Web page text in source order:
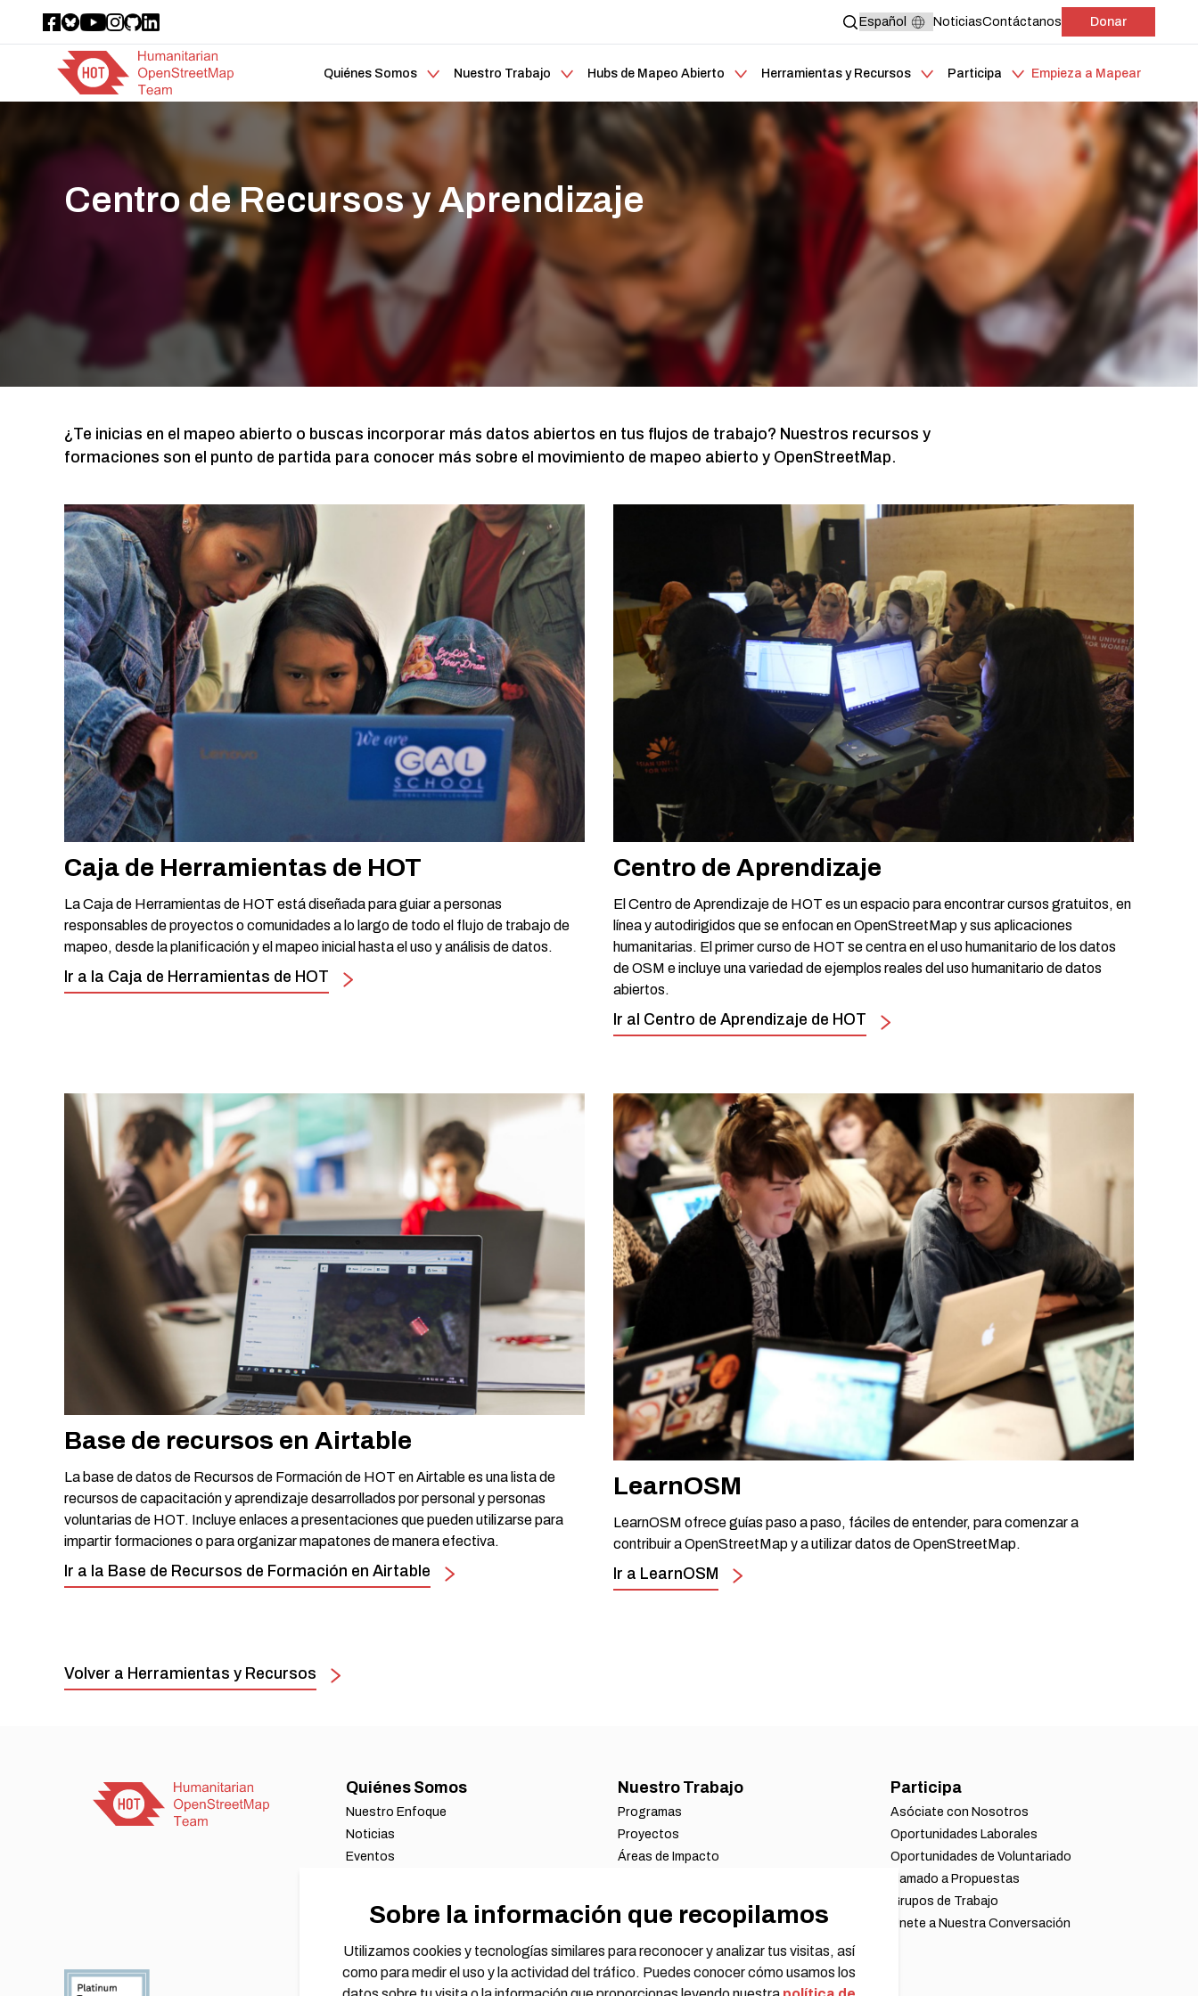
NoticiasContáctanos Donar
Quiénes Somos Nuestro Trabajo Hubs de Mapeo Abierto Herramientas y Recursos Participa Empieza a Mapear
Centro de Recursos y Aprendizaje
¿Te inicias en el mapeo abierto o buscas incorporar más datos abiertos en tus flujos de trabajo? Nuestros recursos y
formaciones son el punto de partida para conocer más sobre el movimiento de mapeo abierto y OpenStreetMap.
Caja de Herramientas de HOT
La Caja de Herramientas de HOT está diseñada para guiar a personas
responsables de proyectos o comunidades a lo largo de todo el flujo de trabajo de
mapeo, desde la planificación y el mapeo inicial hasta el uso y análisis de datos.
Ir a la Caja de Herramientas de HOT
Centro de Aprendizaje
El Centro de Aprendizaje de HOT es un espacio para encontrar cursos gratuitos, en
línea y autodirigidos que se enfocan en OpenStreetMap y sus aplicaciones
humanitarias. El primer curso de HOT se centra en el uso humanitario de los datos
de OSM e incluye una variedad de ejemplos reales del uso humanitario de datos
abiertos.
Ir al Centro de Aprendizaje de HOT
Base de recursos en Airtable
La base de datos de Recursos de Formación de HOT en Airtable es una lista de
recursos de capacitación y aprendizaje desarrollados por personal y personas
voluntarias de HOT. Incluye enlaces a presentaciones que pueden utilizarse para
impartir formaciones o para organizar mapatones de manera efectiva.
Ir a la Base de Recursos de Formación en Airtable
LearnOSM
LearnOSM ofrece guías paso a paso, fáciles de entender, para comenzar a
contribuir a OpenStreetMap y a utilizar datos de OpenStreetMap.
Ir a LearnOSM
Volver a Herramientas y Recursos
Quiénes Somos
Nuestro Enfoque
Noticias
Eventos
Nuestros estatutos
Informe financiero
Nuestro Trabajo
Programas
Proyectos
Áreas de Impacto
Participa
Asóciate con Nosotros
Oportunidades Laborales
Oportunidades de Voluntariado
Llamado a Propuestas
Grupos de Trabajo
Únete a Nuestra Conversación
Sobre la información que recopilamos
Utilizamos cookies y tecnologías similares para reconocer y analizar tus visitas, así
como para medir el uso y la actividad del tráfico. Puedes conocer cómo usamos los